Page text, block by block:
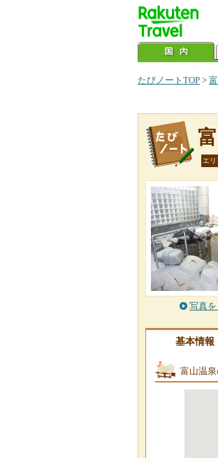
たびノートTOP >
エリ
写真
基本情報
富山温